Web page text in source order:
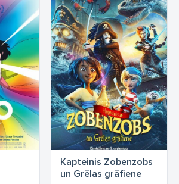
Kapteinis Zobenzobs
un Grēlas grāfiene